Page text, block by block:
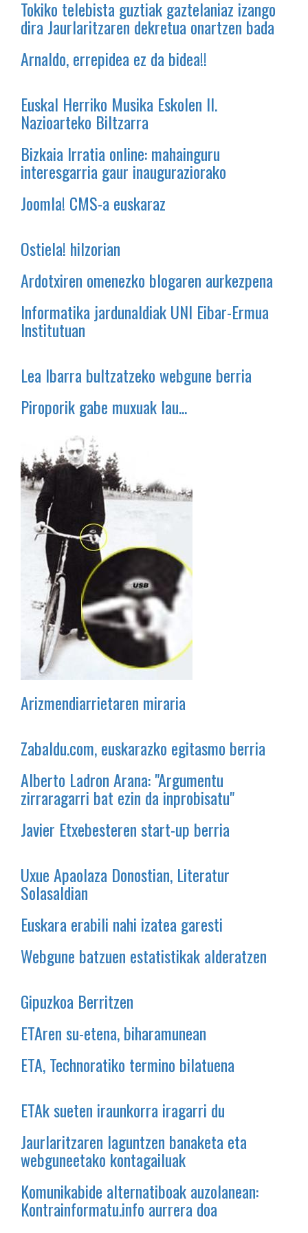
Tokiko telebista guztiak gaztelaniaz izango
dira Jaurlaritzaren dekretua onartzen bada
Arnaldo, errepidea ez da bidea!!
Euskal Herriko Musika Eskolen II.
Nazioarteko Biltzarra
Bizkaia Irratia online: mahainguru
interesgarria gaur inauguraziorako
Joomla! CMS-a euskaraz
Ostiela! hilzorian
Ardotxiren omenezko blogaren aurkezpena
Informatika jardunaldiak UNI Eibar-Ermua
Institutuan
Lea Ibarra bultzatzeko webgune berria
Piroporik gabe muxuak lau...
Arizmendiarrietaren miraria
Zabaldu.com, euskarazko egitasmo berria
Alberto Ladron Arana: "Argumentu
zirraragarri bat ezin da inprobisatu"
Javier Etxebesteren start-up berria
Uxue Apaolaza Donostian, Literatur
Solasaldian
Euskara erabili nahi izatea garesti
Webgune batzuen estatistikak alderatzen
Gipuzkoa Berritzen
ETAren su-etena, biharamunean
ETA, Technoratiko termino bilatuena
ETAk sueten iraunkorra iragarri du
Jaurlaritzaren laguntzen banaketa eta
webguneetako kontagailuak
Komunikabide alternatiboak auzolanean:
Kontrainformatu.info aurrera doa